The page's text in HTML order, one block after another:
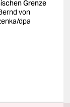
Grenze
von
dpa